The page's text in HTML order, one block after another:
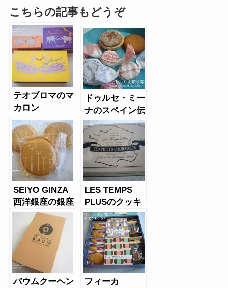
こちらの記事もどうぞ
テオブロマのマ
カロン
ドゥルセ・ミー
ナのスペイン伝
統焼き菓子
SEIYO GINZA
西洋銀座の銀座
マカロン
LES TEMPS
PLUSのクッキ
ー缶
バウムクーヘン
フィーカ